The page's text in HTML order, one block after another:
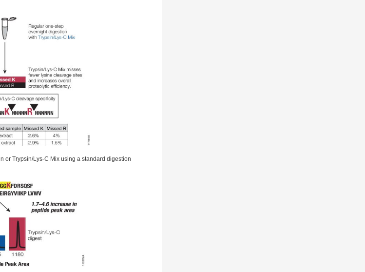
or Trypsin/Lys-C Mix using a standard digestion